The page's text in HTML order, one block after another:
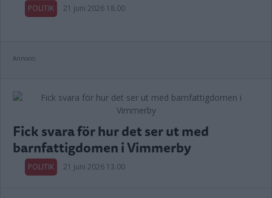
POLITIK 21 juni 2026 18.00
Annons:
Fick svara för hur det ser ut med
barnfattigdomen i Vimmerby
POLITIK 21 juni 2026 13.00